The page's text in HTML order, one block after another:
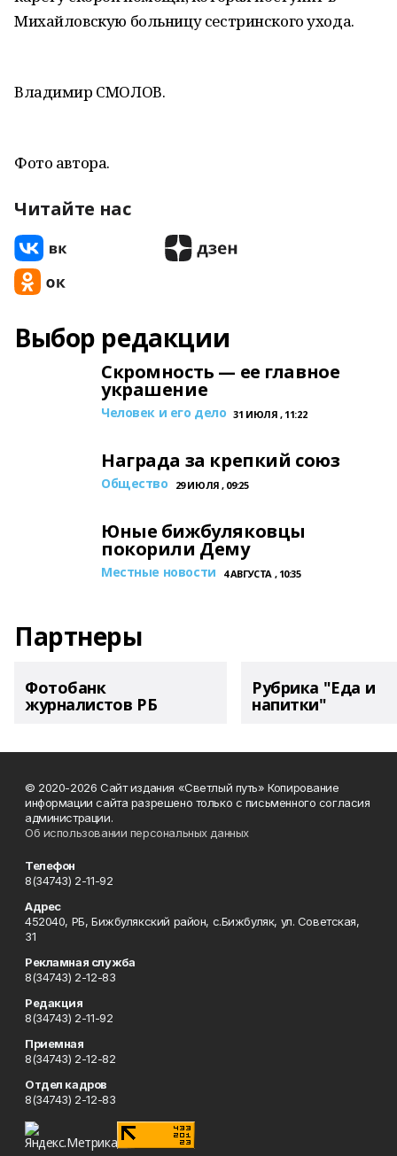
Михайловскую больницу сестринского ухода.
Владимир СМОЛОВ.
Фото автора.
Читайте нас
Выбор редакции
Скромность — ее главное
украшение
Человек и его дело 31 ИЮЛЯ , 11:22
Награда за крепкий союз
Общество 29 ИЮЛЯ , 09:25
Юные бижбуляковцы
покорили Дему
Местные новости 4 АВГУСТА , 10:35
Партнеры
Фотобанк
журналистов РБ
Рубрика "Еда и
напитки"
© 2020-2026 Сайт издания «Светлый путь» Копирование
информации сайта разрешено только с письменного согласия
администрации.
Об использовании персональных данных
Телефон
8(34743) 2-11-92
Адрес
452040, РБ, Бижбулякский район, с.Бижбуляк, ул. Советская,
31
Рекламная служба
8(34743) 2-12-83
Редакция
8(34743) 2-11-92
Приемная
8(34743) 2-12-82
Отдел кадров
8(34743) 2-12-83